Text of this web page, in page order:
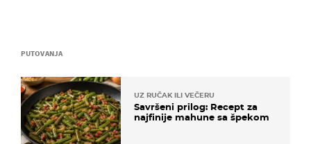
PUTOVANJA
UZ RUČAK ILI VEČERU
Savršeni prilog: Recept za
najfinije mahune sa špekom